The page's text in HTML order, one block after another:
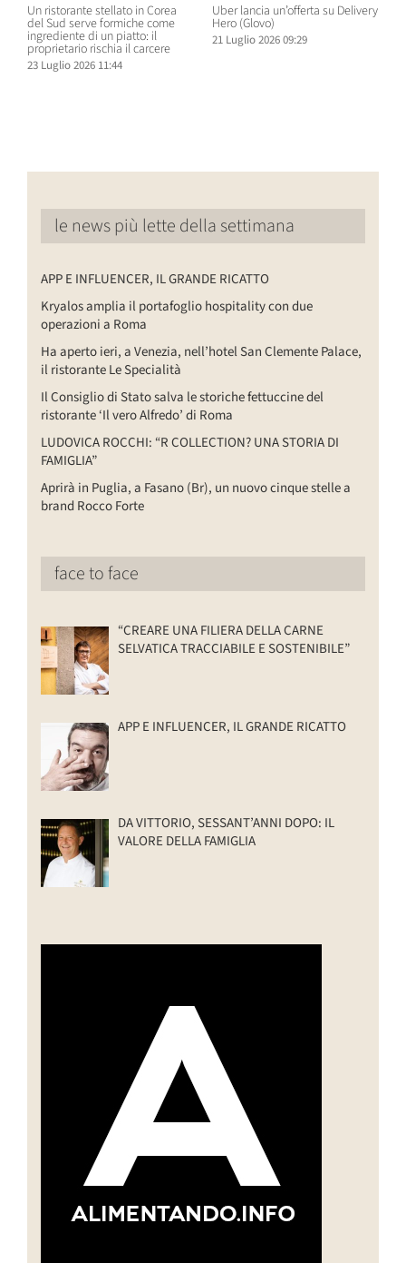
Un ristorante stellato in Corea
del Sud serve formiche come
ingrediente di un piatto: il
proprietario rischia il carcere
23 Luglio 2026 11:44
Uber lancia un’offerta su Delivery
Hero (Glovo)
21 Luglio 2026 09:29
le news più lette della settimana
APP E INFLUENCER, IL GRANDE RICATTO
Kryalos amplia il portafoglio hospitality con due
operazioni a Roma
Ha aperto ieri, a Venezia, nell’hotel San Clemente Palace,
il ristorante Le Specialità
Il Consiglio di Stato salva le storiche fettuccine del
ristorante ‘Il vero Alfredo’ di Roma
LUDOVICA ROCCHI: “R COLLECTION? UNA STORIA DI
FAMIGLIA”
Aprirà in Puglia, a Fasano (Br), un nuovo cinque stelle a
brand Rocco Forte
face to face
“CREARE UNA FILIERA DELLA CARNE
SELVATICA TRACCIABILE E SOSTENIBILE”
APP E INFLUENCER, IL GRANDE RICATTO
DA VITTORIO, SESSANT’ANNI DOPO: IL
VALORE DELLA FAMIGLIA